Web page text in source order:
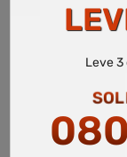
Área
WR
Leve 3